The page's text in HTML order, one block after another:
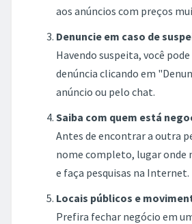
aos anúncios com preços
Denuncie em caso de
Havendo suspeita, você
denúncia clicando em
anúncio ou pelo chat.
Saiba com quem está
Antes de encontrar a outra
nome completo, lugar onde
e faça pesquisas na Internet.
Locais públicos e
Prefira fechar negócio em